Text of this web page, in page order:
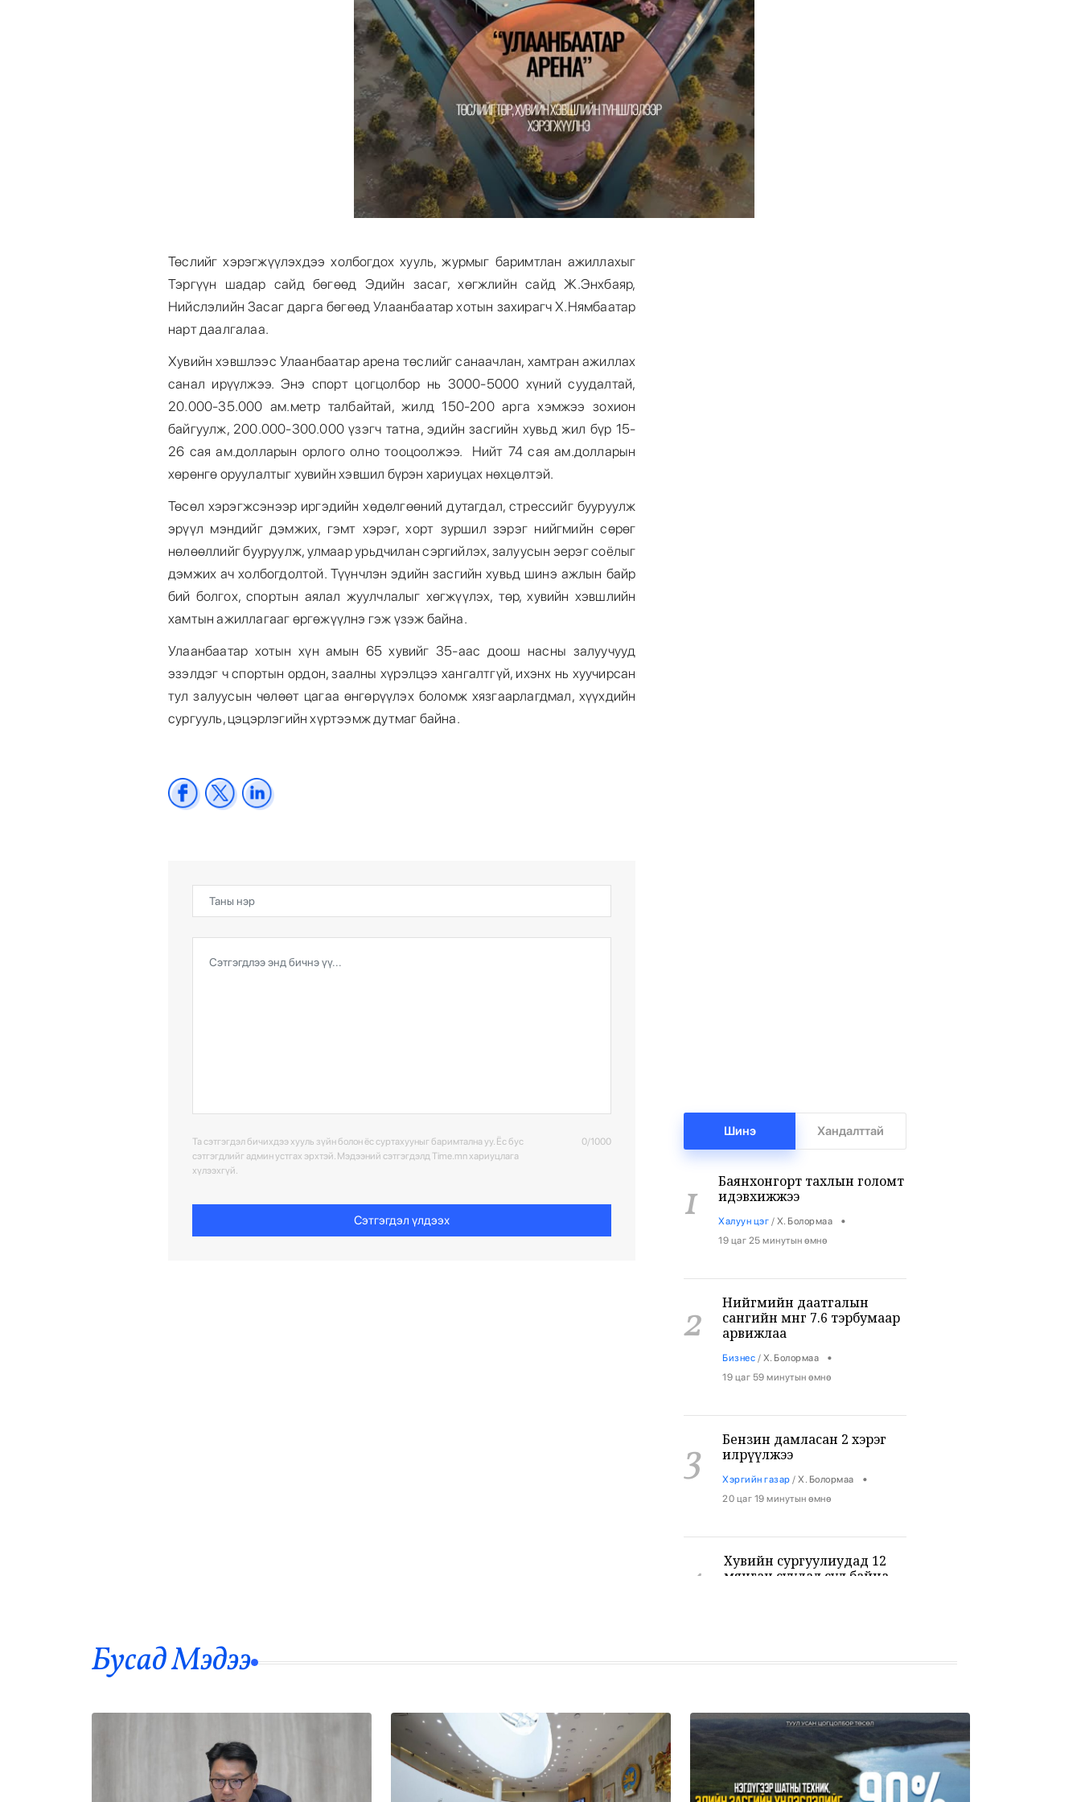
Төслийг хэрэгжүүлэхдээ холбогдох хууль, журмыг баримтлан ажиллахыг
Тэргүүн шадар сайд бөгөөд Эдийн засаг, хөгжлийн сайд Ж.Энхбаяр,
Нийслэлийн Засаг дарга бөгөөд Улаанбаатар хотын захирагч Х.Нямбаатар
нарт даалгалаа.
Хувийн хэвшлээс Улаанбаатар арена төслийг санаачлан, хамтран ажиллах
санал ирүүлжээ. Энэ спорт цогцолбор нь 3000-5000 хүний суудалтай,
20.000-35.000 ам.метр талбайтай, жилд 150-200 арга хэмжээ зохион
байгуулж, 200.000-300.000 үзэгч татна, эдийн засгийн хувьд жил бүр 15-
26 сая ам.долларын орлого олно тооцоолжээ. Нийт 74 сая ам.долларын
хөрөнгө оруулалтыг хувийн хэвшил бүрэн хариуцах нөхцөлтэй.
Төсөл хэрэгжсэнээр иргэдийн хөдөлгөөний дутагдал, стрессийг бууруулж
эрүүл мэндийг дэмжих, гэмт хэрэг, хорт зуршил зэрэг нийгмийн сөрөг
нөлөөллийг бууруулж, улмаар урьдчилан сэргийлэх, залуусын эерэг соёлыг
дэмжих ач холбогдолтой. Түүнчлэн эдийн засгийн хувьд шинэ ажлын байр
бий болгох, спортын аялал жуулчлалыг хөгжүүлэх, төр, хувийн хэвшлийн
хамтын ажиллагааг өргөжүүлнэ гэж үзэж байна.
Улаанбаатар хотын хүн амын 65 хувийг 35-аас доош насны залуучууд
эзэлдэг ч спортын ордон, заалны хүрэлцээ хангалтгүй, ихэнх нь хуучирсан
тул залуусын чөлөөт цагаа өнгөрүүлэх боломж хязгаарлагдмал, хүүхдийн
сургууль, цэцэрлэгийн хүртээмж дутмаг байна.
Та сэтгэгдэл бичихдээ хууль зүйн болон ёс суртахууныг баримтална уу. Ёс бус
сэтгэгдлийг админ устгах эрхтэй. Мэдээний сэтгэгдэлд Time.mn хариуцлага
хүлээхгүй.
0/1000
Сэтгэгдэл үлдээх
Шинэ Хандалттай
1
Баянхонгорт тахлын голомт
идэвхижжээ
Халуун цэг / Х. Болормаа •
19 цаг 25 минутын өмнө
2
Нийгмийн даатгалын
сангийн мөнгө 7.6 тэрбумаар
арвижлаа
Бизнес / Х. Болормаа •
19 цаг 59 минутын өмнө
3
Бензин дамласан 2 хэрэг
илрүүлжээ
Хэргийн газар / Х. Болормаа •
20 цаг 19 минутын өмнө
4
Хувийн сургуулиудад 12
мянган суудал сул байна
5 Дэлхий/ Х. Болормаа •
21 цаг 44 минутын өмнө
Бусад Mэдээ